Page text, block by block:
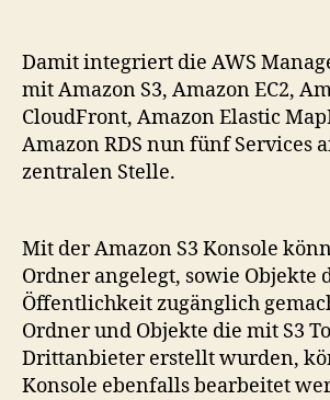
Damit integriert die AWS
mit Amazon S3, Amazon EC2,
CloudFront, Amazon Elastic
Amazon RDS nun fünf Services
zentralen Stelle.
Mit der Amazon S3 Konsole
Ordner angelegt, sowie Objekte
Öffentlichkeit zugänglich
Ordner und Objekte die mit S3
Drittanbieter erstellt wurden,
Konsole ebenfalls bearbeitet